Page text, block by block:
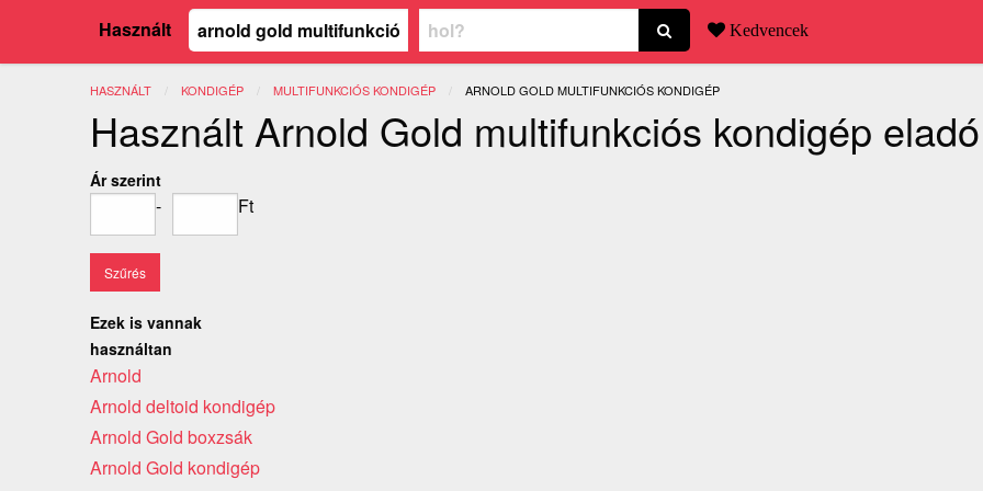
Használt Kedvencek
HASZNÁLT KONDIGÉP MULTIFUNKCIÓS KONDIGÉP JELENLEGI:
ARNOLD GOLD MULTIFUNKCIÓS KONDIGÉP
Használt Arnold Gold multifunkciós kondigép eladó
Ár szerint
- Ft
Ezek is vannak
használtan
Arnold
Arnold deltoid kondigép
Arnold Gold boxzsák
Arnold Gold kondigép